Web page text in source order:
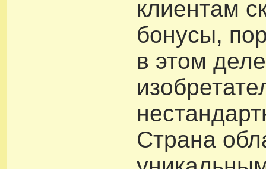
клиентам
бонусы,
в этом деле
Страна